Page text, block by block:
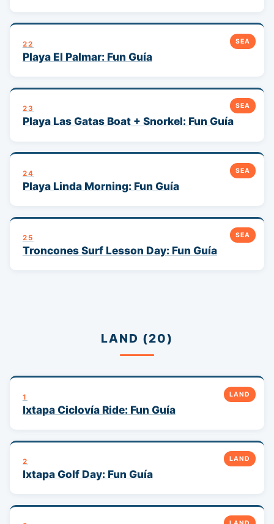
SEA
22
Playa El Palmar: Fun Guía
SEA
23
Playa Las Gatas Boat + Snorkel: Fun Guía
SEA
24
Playa Linda Morning: Fun Guía
SEA
25
Troncones Surf Lesson Day: Fun Guía
LAND (20)
LAND
1
Ixtapa Ciclovía Ride: Fun Guía
LAND
2
Ixtapa Golf Day: Fun Guía